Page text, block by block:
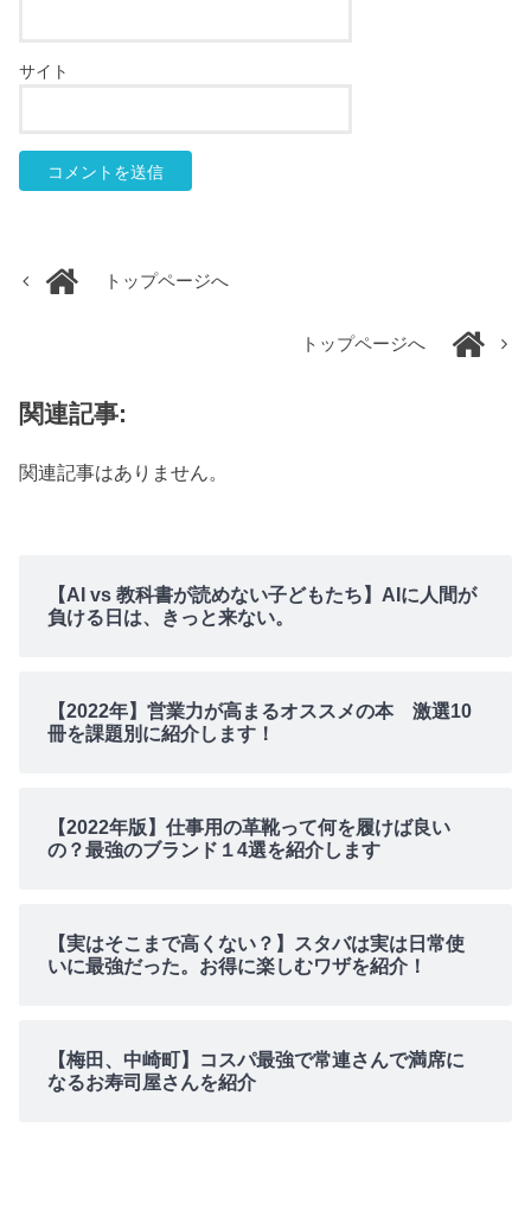
サイト
トップページへ
トップページへ
関連記事:
関連記事はありません。
【AI vs 教科書が読めない子どもたち】AIに人間が
負ける日は、きっと来ない。
【2022年】営業力が高まるオススメの本 激選10
冊を課題別に紹介します！
【2022年版】仕事用の革靴って何を履けば良い
の？最強のブランド１4選を紹介します
【実はそこまで高くない？】スタバは実は日常使
いに最強だった。お得に楽しむワザを紹介！
【梅田、中崎町】コスパ最強で常連さんで満席に
なるお寿司屋さんを紹介